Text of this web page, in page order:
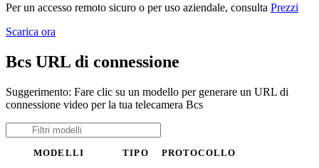
Per un accesso remoto sicuro o per uso aziendale, consulta Prezzi
Scarica ora
Bcs URL di connessione
Suggerimento: Fare clic su un modello per generare un URL di
connessione video per la tua telecamera Bcs
MODELLI TIPO PROTOCOLLO